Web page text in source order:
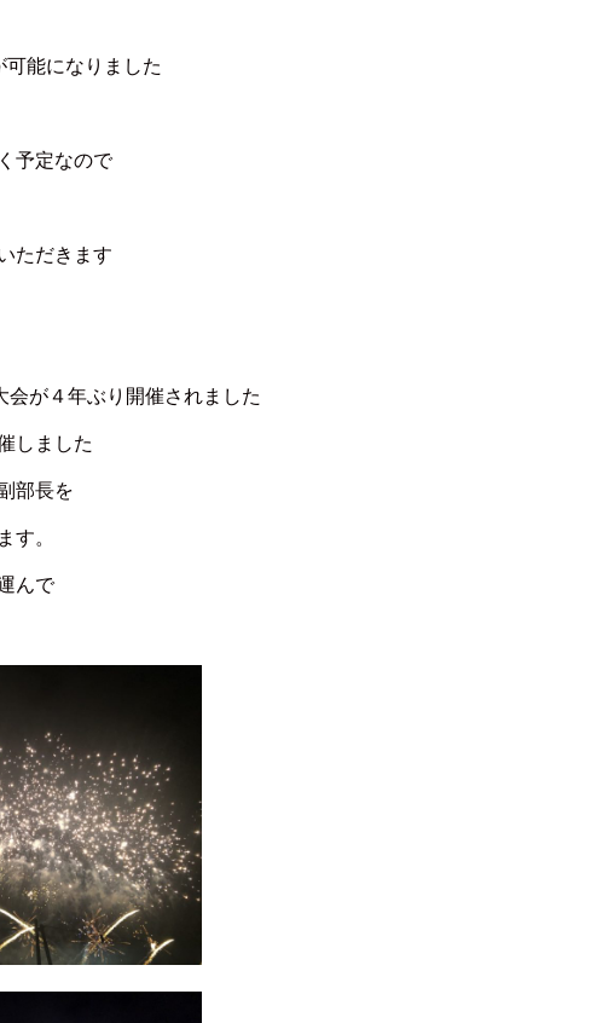
能になりました
予定なので
ただきます
会が４年ぶり開催されました
しました
部長を
す。
んで